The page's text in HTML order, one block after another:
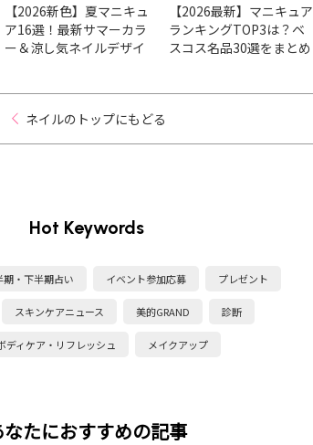
【2026新色】夏マニキュ
ア16選！最新サマーカラ
ー＆涼し気ネイルデザイ
【2026最新】マニキュア
ランキングTOP3は？ベ
スコス名品30選をまとめ
ネイルのトップにもどる
Hot Keywords
期・下半期占い イベント参加応募 プレゼント
スキンケアニュース 美的GRAND 診断
ディケア・リフレッシュ メイクアップ
なたにおすすめの記事